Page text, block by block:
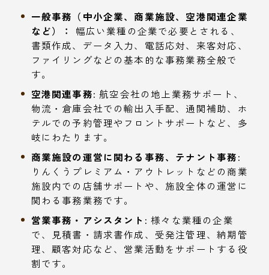
一般事務（中小企業、商業施設、空港関連企業
など）：
幅広い業種の企業で必要とされる、
書類作成、データ入力、電話応対、来客対応、
ファイリングなどの基本的な事務業務全般で
す。
空港関連事務: 航空会社の地上業務サポート、
物流・倉庫会社での輸出入手配、通関補助、ホ
テルでの予約管理やフロントサポートなど、多
岐にわたります。
商業施設の運営に関わる事務、テナント事務:
りんくうプレミアム・アウトレットなどの商業
施設内での店舗サポートや、施設全体の運営に
関わる事務業務です。
営業事務・アシスタント: 様々な業種の企業
で、見積書・請求書作成、受発注管理、納期管
理、顧客対応など、営業活動をサポートする役
割です。